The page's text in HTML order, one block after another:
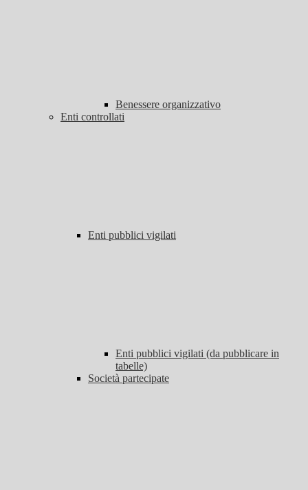
Benessere organizzativo
Enti controllati
Enti pubblici vigilati
Enti pubblici vigilati (da pubblicare in
tabelle)
Società partecipate